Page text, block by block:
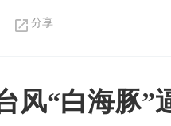
分享
风“白海豚”